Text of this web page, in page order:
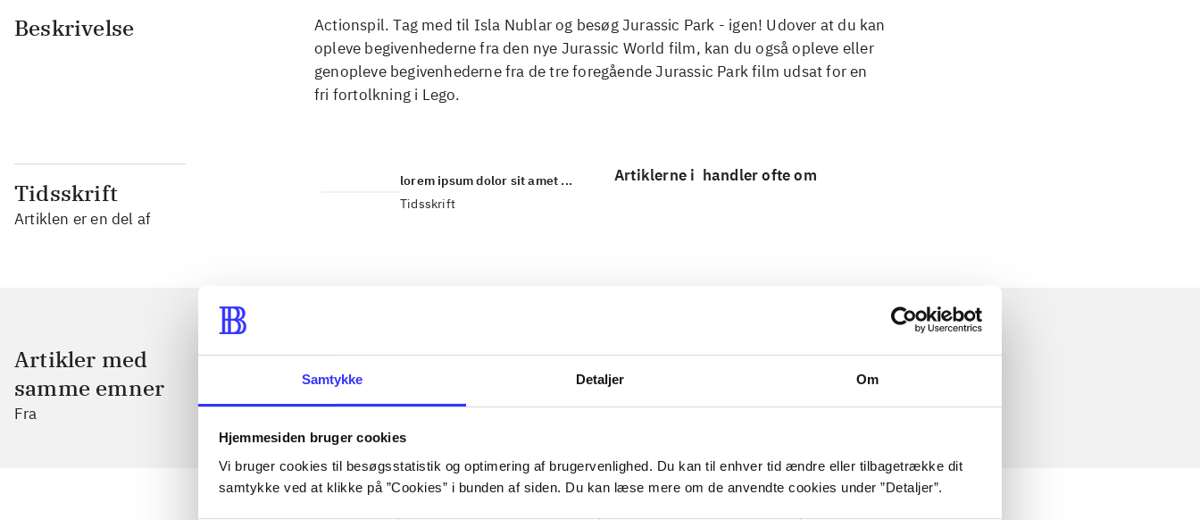
Samtykke Detaljer Om
Hjemmesiden bruger cookies
Vi bruger cookies til besøgsstatistik og optimering af brugervenlighed. Du kan til enhver tid ændre eller tilbagetrække dit
samtykke ved at klikke på ”Cookies” i bunden af siden. Du kan læse mere om de anvendte cookies under ”Detaljer”.
Beskrivelse
Actionspil. Tag med til Isla Nublar og besøg Jurassic Park - igen! Udover at du kan
opleve begivenhederne fra den nye Jurassic World film, kan du også opleve eller
genopleve begivenhederne fra de tre foregående Jurassic Park film udsat for en
fri fortolkning i Lego.
Tidsskrift
Artiklen er en del af
lorem ipsum dolor sit amet ...
Tidsskrift
Artiklerne i handler ofte om
Artikler med
samme emner
Fra